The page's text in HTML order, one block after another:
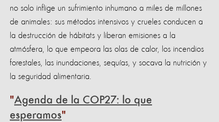
no solo inflige un sufrimiento inhumano a miles de millones
de animales: sus métodos intensivos y crueles conducen a
la destrucción de hábitats y liberan emisiones a la
atmósfera, lo que empeora las olas de calor, los incendios
forestales, las inundaciones, sequías, y socava la nutrición y
la seguridad alimentaria.
Agenda de la COP27: lo que
esperamos